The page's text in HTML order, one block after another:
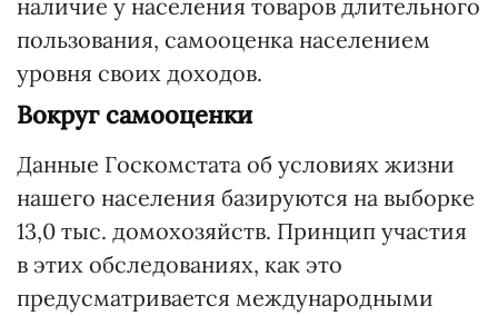
наличие у населения товаров длительного
пользования, самооценка населением
уровня своих доходов.
Вокруг самооценки
Данные Госкомстата об условиях жизни
нашего населения базируются на выборке
13,0 тыс. домохозяйств. Принцип участия
в этих обследованиях, как это
предусматривается международными